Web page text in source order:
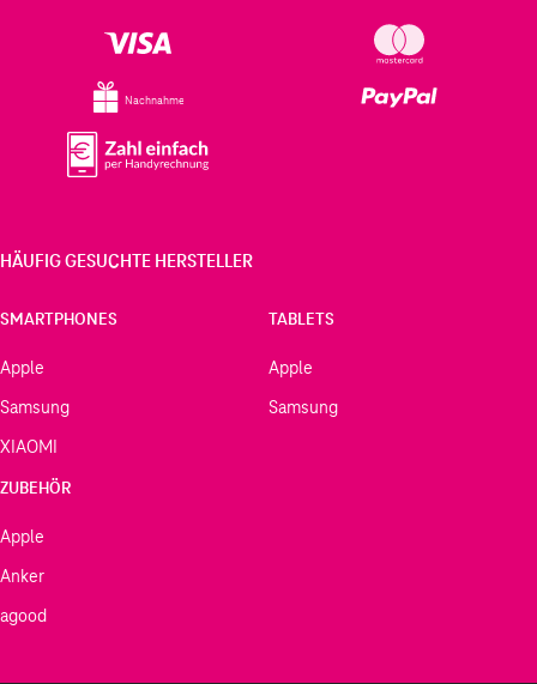
Nachnahme
HÄUFIG GESUCHTE HERSTELLER
SMARTPHONES
Apple
Samsung
XIAOMI
TABLETS
Apple
Samsung
ZUBEHÖR
Apple
Anker
agood